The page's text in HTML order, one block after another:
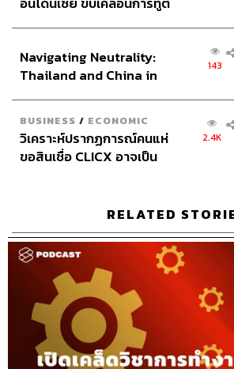
Assistantอสุมิ สุกี้คาวะ
Graphic Designerธนิดา โตวิวัฒน์
เชษฐพงศ์ ชูประดิษฐ์
Social Media Editorทศพล เพิ่มพูล
THE STANDARD Proofreader team
THE STANDARD Webmaster team
Social Media Adminsวนัชพร ดวงนิล,
วรรณกุล, ธิติกร ลิ้มทองมณี, วิมลณัฐ พ
Archive Officerชริน จำปาวัน
TAGS: The Secret Sauce
สถาบันเทคโนโลยีนิวเคลียร์แห่งชา
เคน นครินทร์
นครินทร์ วนกิจไพบูล
ดวงอาทิตย์เทียม
นิวเคลียร์ฟิชชัน
Podcast
นิวเคลียร์ฟิวชันคือ
นค
Artificial Sun
เคน
ดร.จิรวัฒน์
The Standard Podcast
รศ.ดร.ธ
อินโดนีเซีย
Navigating Neutrality:
Thailand and China in
143
BUSINESS / ECONOMIC
วิเคราะห์ปรากฏการณ์คนแห่
ขอสินเชื่อ CLICX อาจเป็น
2.4K
RELATED